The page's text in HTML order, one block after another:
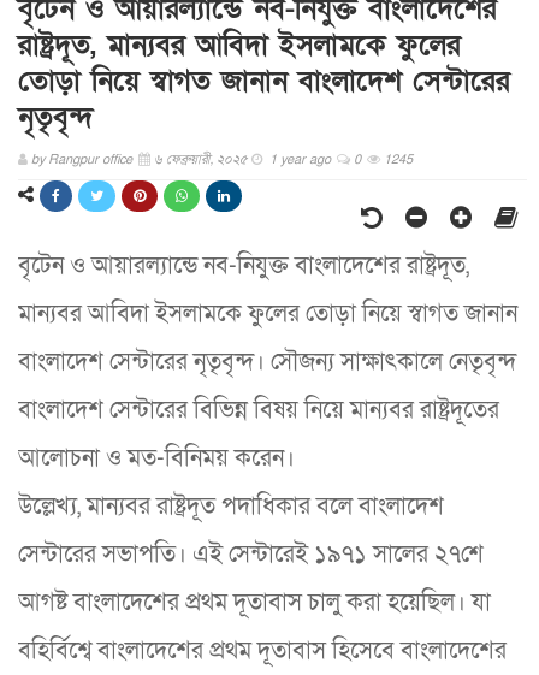
বৃটেন ও আয়ারল্যান্ডে নব-নিযুক্ত বাংলাদেশের
রাষ্ট্রদূত, মান্যবর আবিদা ইসলামকে ফুলের
তোড়া নিয়ে স্বাগত জানান বাংলাদেশ সেন্টারের
নৃতৃবৃন্দ
byRangpur office ৬ ফেব্রুয়ারী, ২০২৫ 1 year ago 0 1245
বৃটেন ও আয়ারল্যান্ডে নব-নিযুক্ত বাংলাদেশের রাষ্ট্রদূত,
মান্যবর আবিদা ইসলামকে ফুলের তোড়া নিয়ে স্বাগত জানান
বাংলাদেশ সেন্টারের নৃতৃবৃন্দ। সৌজন্য সাক্ষাৎকালে নেতৃবৃন্দ
বাংলাদেশ সেন্টারের বিভিন্ন বিষয় নিয়ে মান্যবর রাষ্ট্রদূতের
আলোচনা ও মত-বিনিময় করেন।
উল্লেখ্য, মান্যবর রাষ্ট্রদূত পদাধিকার বলে বাংলাদেশ
সেন্টারের সভাপতি। এই সেন্টারেই ১৯৭১ সালের ২৭শে
আগষ্ট বাংলাদেশের প্রথম দূতাবাস চালু করা হয়েছিল। যা
বহির্বিশ্বে বাংলাদেশের প্রথম দূতাবাস হিসেবে বাংলাদেশের